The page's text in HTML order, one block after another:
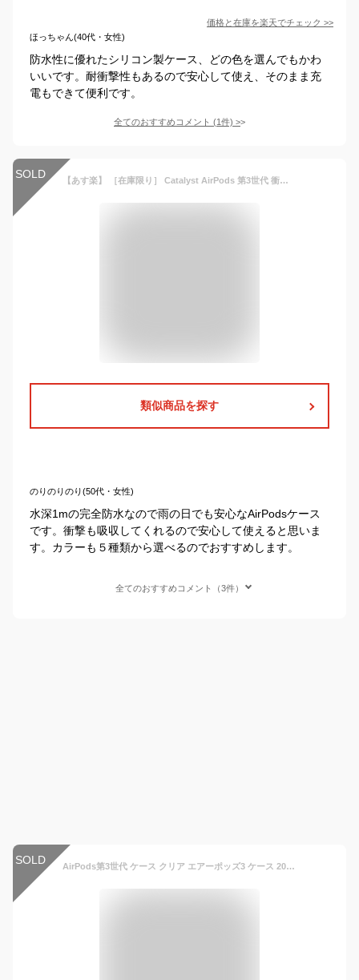
価格と在庫を楽天でチェック >>
ほっちゃん(40代・女性)
防水性に優れたシリコン製ケース、どの色を選んでもかわ
いいです。耐衝撃性もあるので安心して使え、そのまま充
電もできて便利です。
全てのおすすめコメント (1件) >
SOLD 【あす楽】 ［在庫限り］ Catalyst AirPods 第3世代 衝撃吸収ケース Vibeシリーズ カタリスト (AirPods ケース) 雨の日
類似商品を探す
のりのりのり(50代・女性)
水深1mの完全防水なので雨の日でも安心なAirPodsケース
です。衝撃も吸収してくれるので安心して使えると思いま
す。カラーも５種類から選べるのでおすすめします。
全てのおすすめコメント（3件）
SOLD AirPods第3世代 ケース クリア エアーポッズ3 ケース 2021 かわいい 透明 AirPods3 ケース AirPods3カバー 高級感 おしゃれ airpods case 耐衝撃 防水 防塵 エアーポッズ アップル イヤホン 保護ケース 便利 可愛い airpods3 果物 カバー 保護カバー 充電ケース 薄い